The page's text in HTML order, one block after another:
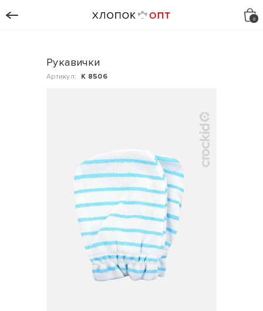
Рукавички
Артикул: К 8506